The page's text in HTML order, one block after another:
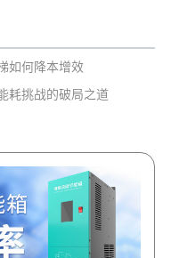
如何降本增效
耗挑战的破局之道